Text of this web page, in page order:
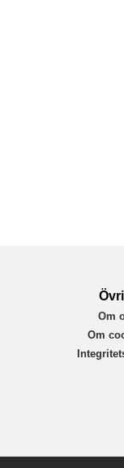
Om
Om